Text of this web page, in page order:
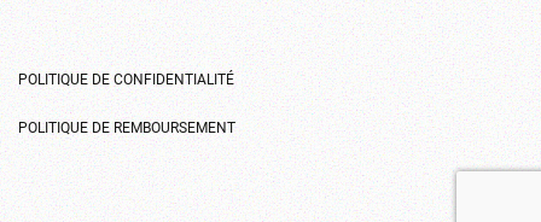
POLITIQUE DE CONFIDENTIALITÉ
POLITIQUE DE REMBOURSEMENT